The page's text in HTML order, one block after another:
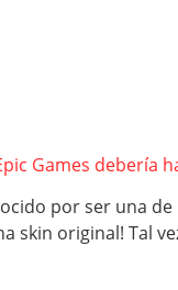
Games debería
por ser una
skin original! Tal